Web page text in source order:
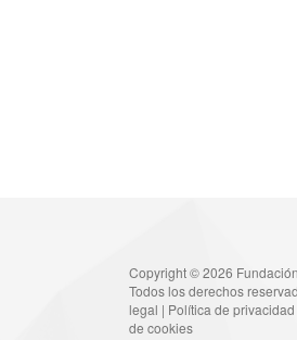
Copyright © 2026
Todos los derechos
legal | Política de privacidad
de cookies